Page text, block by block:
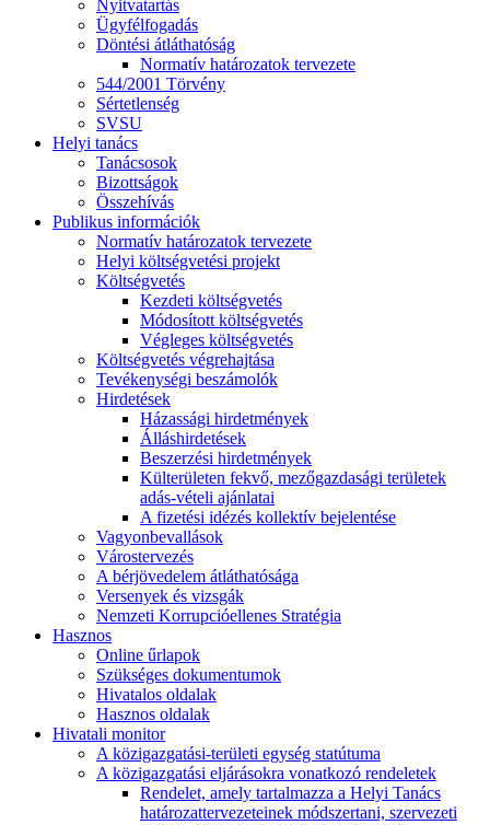
Nyitvatartás
Ügyfélfogadás
Döntési átláthatóság
Normatív határozatok tervezete
544/2001 Törvény
Sértetlenség
SVSU
Helyi tanács
Tanácsosok
Bizottságok
Összehívás
Publikus információk
Normatív határozatok tervezete
Helyi költségvetési projekt
Költségvetés
Kezdeti költségvetés
Módosított költségvetés
Végleges költségvetés
Költségvetés végrehajtása
Tevékenységi beszámolók
Hirdetések
Házassági hirdetmények
Álláshirdetések
Beszerzési hirdetmények
Külterületen fekvő, mezőgazdasági területek
adás-vételi ajánlatai
A fizetési idézés kollektív bejelentése
Vagyonbevallások
Várostervezés
A bérjövedelem átláthatósága
Versenyek és vizsgák
Nemzeti Korrupcióellenes Stratégia
Hasznos
Online űrlapok
Szükséges dokumentumok
Hivatalos oldalak
Hasznos oldalak
Hivatali monitor
A közigazgatási-területi egység statútuma
A közigazgatási eljárásokra vonatkozó rendeletek
Rendelet, amely tartalmazza a Helyi Tanács
határozattervezeteinek módszertani, szervezeti